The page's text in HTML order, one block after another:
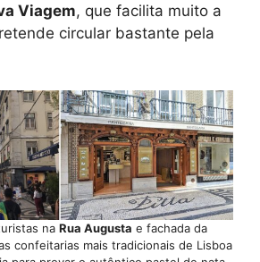
Viagem, que facilita muito a
circular bastante pela
na Rua Augusta e fachada da
confeitarias mais tradicionais de Lisboa